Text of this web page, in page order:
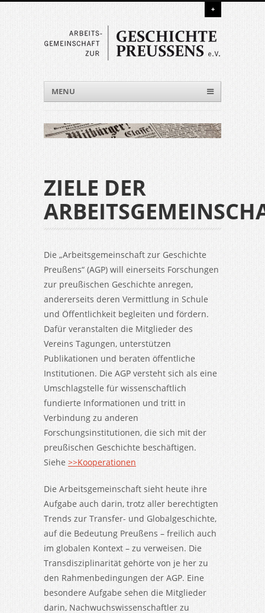
+
Menu
Skip to content
MENU
ZIELE DER
Die „Arbeitsgemeinschaft zur Geschichte
Preußens“ (AGP) will einerseits Forschungen
zur preußischen Geschichte anregen,
andererseits deren Vermittlung in Schule
und Öffentlichkeit begleiten und fördern.
Dafür veranstalten die Mitglieder des
Vereins Tagungen, unterstützen
Publikationen und beraten öffentliche
Institutionen. Die AGP versteht sich als eine
Umschlagstelle für wissenschaftlich
fundierte Informationen und tritt in
Verbindung zu anderen
Forschungsinstitutionen, die sich mit der
preußischen Geschichte beschäftigen.
Siehe >>Kooperationen
Die Arbeitsgemeinschaft sieht heute ihre
Aufgabe auch darin, trotz aller berechtigten
Trends zur Transfer- und Globalgeschichte,
auf die Bedeutung Preußens – freilich auch
im globalen Kontext – zu verweisen. Die
Transdisziplinarität gehörte von je her zu
den Rahmenbedingungen der AGP. Eine
besondere Aufgabe sehen die Mitglieder
darin, Nachwuchswissenschaftler zu